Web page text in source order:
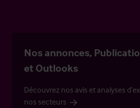
Nos annonces,
et Outlooks
Découvrez nos avis et analyses
nos secteurs